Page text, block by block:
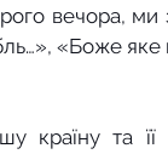
вечора, ми
«Боже яке
країну та її